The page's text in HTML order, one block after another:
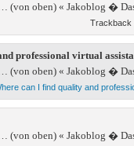
(von oben) « Jakoblog �
Trackback
professional virtual
(von oben) « Jakoblog �
can I find quality and
(von oben) « Jakoblog �